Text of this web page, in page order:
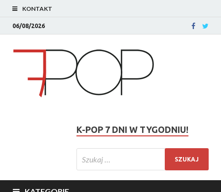
KONTAKT
06/08/2026
K-POP 7 DNI W TYGODNIU!